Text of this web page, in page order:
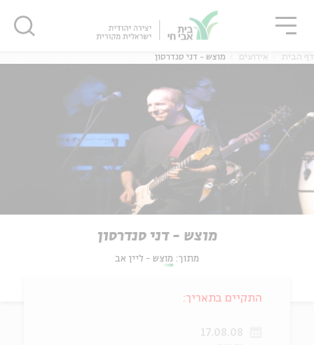
דף הבית אירועים מוצש - דני סנדרסון
מוצש - דני סנדרסון
מתוך: מוצש - ליין אב
התקיים בתאריך:
17.08.08
סגור